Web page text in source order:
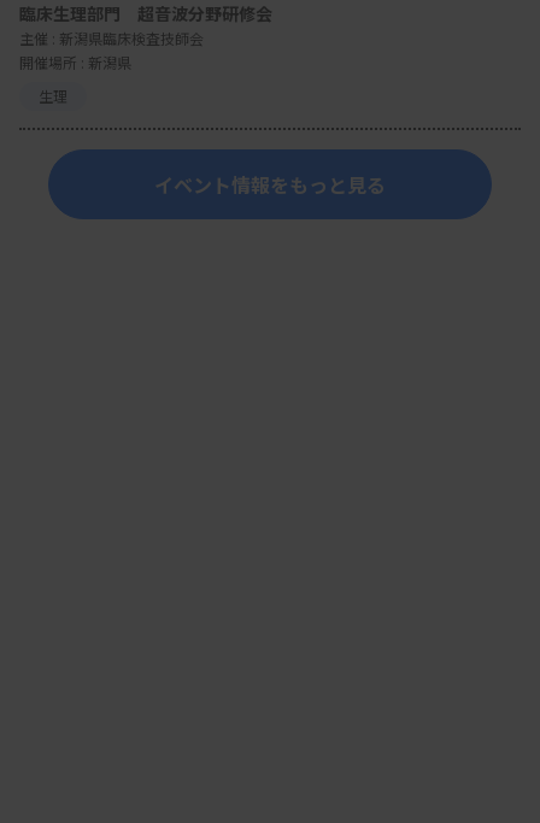
臨床生理部門 超音波分野研修会
主催 : 新潟県臨床検査技師会
開催場所 : 新潟県
生理
イベント情報をもっと見る